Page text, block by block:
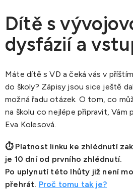
Dítě s
dysfázií a
Máte dítě s VD a čeká vás v
do školy? Zápisy jsou sice ještě
možná řadu otázek. O tom, co
na školu co nejlépe připravit, Vám
Eva Kolesová.
⏱️ Platnost linku ke zhlédnutí
je 10 dní od prvního zhlédnutí.
Po uplynutí této lhůty již není
přehrát. Proč tomu tak je?